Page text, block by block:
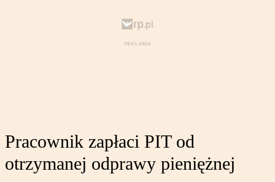
Pracownik zapłaci PIT od
otrzymanej odprawy pieniężnej